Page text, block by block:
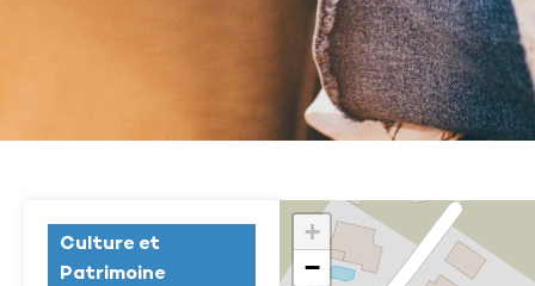
Culture et
Patrimoine
+
−